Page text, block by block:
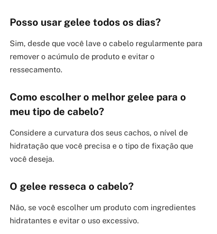
Posso usar gelee todos os dias?
Sim, desde que você lave o cabelo regularmente para
remover o acúmulo de produto e evitar o
ressecamento.
Como escolher o melhor gelee para o
meu tipo de cabelo?
Considere a curvatura dos seus cachos, o nível de
hidratação que você precisa e o tipo de fixação que
você deseja.
O gelee resseca o cabelo?
Não, se você escolher um produto com ingredientes
hidratantes e evitar o uso excessivo.